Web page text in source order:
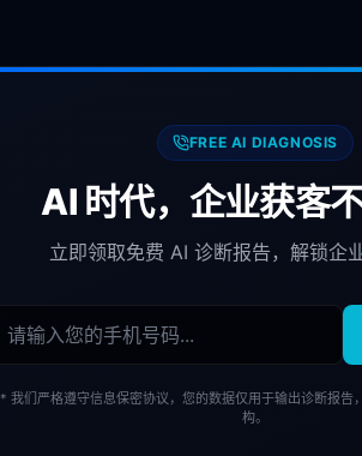
FREE AI DIAGNOSIS
AI 时代，企业获客不
立即领取免费 AI 诊断报告，解锁企
* 我们严格遵守信息保密协议，您的数据仅用于输出诊断报告
构。